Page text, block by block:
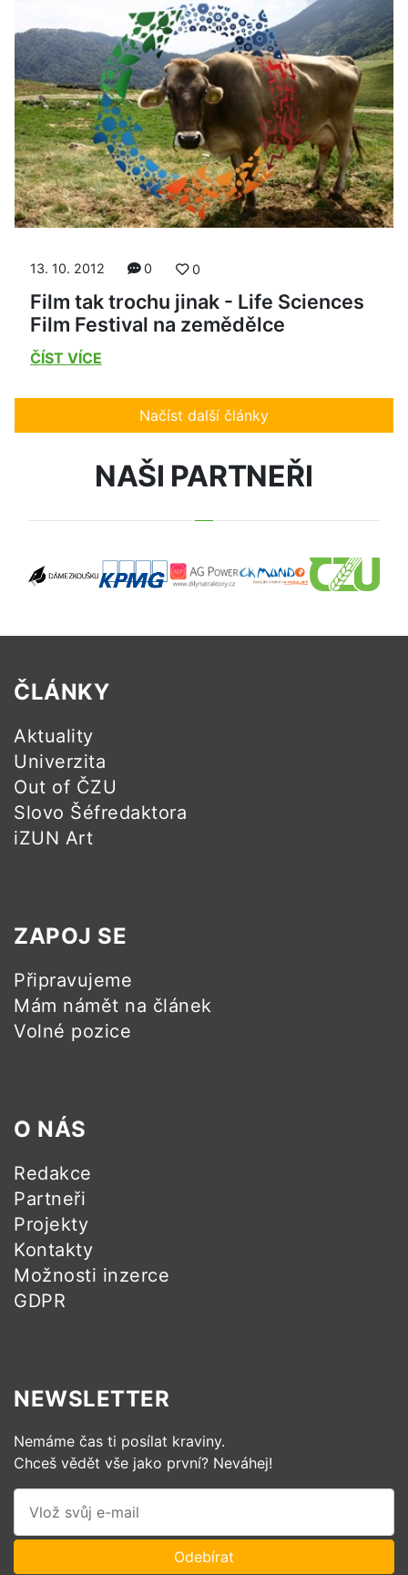
13. 10. 2012 0 0
Film tak trochu jinak - Life Sciences
Film Festival na zemědělce
ČÍST VÍCE
Načíst další články
NAŠI PARTNEŘI
ČLÁNKY
Aktuality
Univerzita
Out of ČZU
Slovo Šéfredaktora
iZUN Art
ZAPOJ SE
Připravujeme
Mám námět na článek
Volné pozice
O NÁS
Redakce
Partneři
Projekty
Kontakty
Možnosti inzerce
GDPR
NEWSLETTER
Nemáme čas ti posílat kraviny.
Chceš vědět vše jako první? Neváhej!